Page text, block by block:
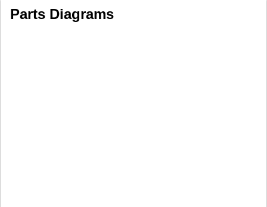
Parts Diagrams